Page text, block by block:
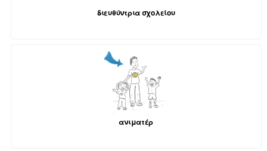
διευθύντρια σχολείου
ανιματέρ